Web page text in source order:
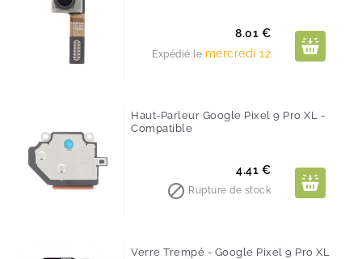
Prix
8.01 €
Expédié le mercredi 12
Haut-Parleur Google Pixel 9 Pro XL -
Compatible
Prix
4.41 €
 Rupture de stock
Verre Trempé - Google Pixel 9 Pro XL